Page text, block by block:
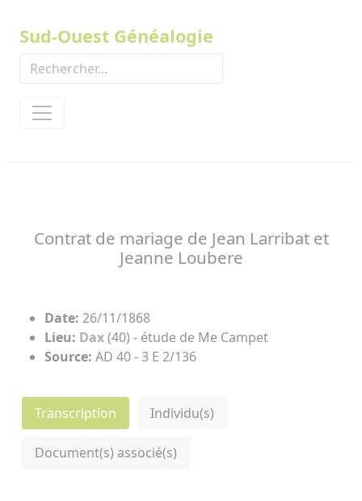
Sud-Ouest Généalogie
Contrat de mariage de Jean Larribat et
Jeanne Loubere
Date: 26/11/1868
Lieu: Dax(40) - étude de Me Campet
Source: AD 40 - 3 E 2/136
Transcription Individu(s)
Document(s) associé(s)